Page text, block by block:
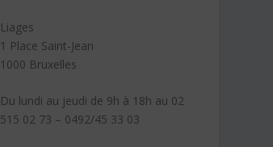
Liages
1 Place Saint-Jean
1000 Bruxelles
Du lundi au jeudi de 9h à 18h au 02
515 02 73 – 0492/45 33 03